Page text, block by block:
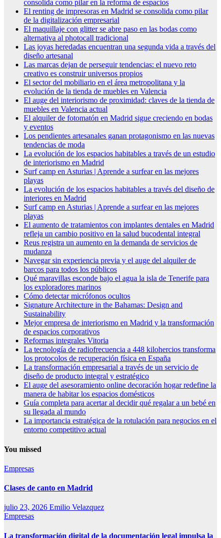
consolida como pilar en la reforma de espacios
El renting de impresoras en Madrid se consolida como pilar
de la digitalización empresarial
El maquillaje con glitter se abre paso en las bodas como
alternativa al photocall tradicional
Las joyas heredadas encuentran una segunda vida a través del
diseño artesanal
Las marcas dejan de perseguir tendencias: el nuevo reto
creativo es construir universos propios
El sector del mobiliario en el área metropolitana y la
evolución de la tienda de muebles en Valencia
El auge del interiorismo de proximidad: claves de la tienda de
muebles en Valencia actual
El alquiler de fotomatón en Madrid sigue creciendo en bodas
y eventos
Los pendientes artesanales ganan protagonismo en las nuevas
tendencias de moda
La evolución de los espacios habitables a través de un estudio
de interiorismo en Madrid
Surf camp en Asturias | Aprende a surfear en las mejores
playas
La evolución de los espacios habitables a través del diseño de
interiores en Madrid
Surf camp en Asturias | Aprende a surfear en las mejores
playas
El aumento de tratamientos con implantes dentales en Madrid
refleja un cambio positivo en la salud bucodental integral
Reus registra un aumento en la demanda de servicios de
mudanza
Navegar sin experiencia previa y el auge del alquiler de
barcos para todos los públicos
Qué maravillas esconde bajo el agua la isla de Tenerife para
los exploradores marinos
Cómo detectar micrófonos ocultos
Signature Architecture in the Bahamas: Design and
Sustainability
Mejor empresa de interiorismo en Madrid y la transformación
de espacios corporativos
Reformas integrales Vitoria
La tecnología de radiofrecuencia a 448 kilohercios transforma
los protocolos de recuperación física en España
La transformación empresarial a través de un servicio de
diseño de producto integral y estratégico
El auge del asesoramiento online decoración hogar redefine la
manera de habitar los espacios domésticos
Guía completa para acertar al decidir qué regalar a un bebé en
su llegada al mundo
La importancia estratégica de la rotulación para negocios en el
entorno competitivo actual
You missed
Empresas
Clases de canto en Madrid
julio 23, 2026 Emilio Velazquez
Empresas
La transformación digital de la documentación legal impulsa la